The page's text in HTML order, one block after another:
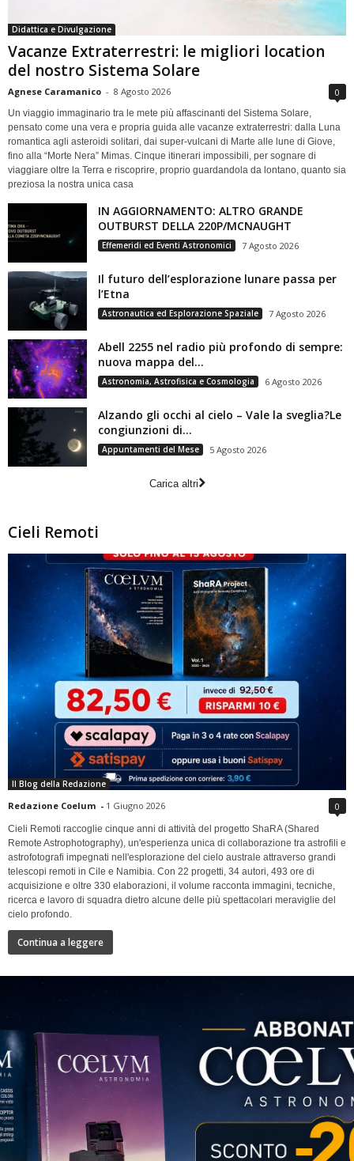
Didattica e Divulgazione
Vacanze Extraterrestri: le migliori location
del nostro Sistema Solare
Agnese Caramanico - 8 Agosto 2026 0
Un viaggio immaginario tra le mete più affascinanti del Sistema Solare,
pensato come una vera e propria guida alle vacanze extraterrestri: dalla Luna
romantica agli asteroidi solitari, dai super-vulcani di Marte alle lune di Giove,
fino alla “Morte Nera” Mimas. Cinque itinerari impossibili, per sognare di
viaggiare oltre la Terra e riscoprire, proprio guardandola da lontano, quanto sia
preziosa la nostra unica casa
IN AGGIORNAMENTO: ALTRO GRANDE
OUTBURST DELLA 220P/MCNAUGHT
Effemeridi ed Eventi Astronomici 7 Agosto 2026
Il futuro dell’esplorazione lunare passa per
l’Etna
Astronautica ed Esplorazione Spaziale 7 Agosto 2026
Abell 2255 nel radio più profondo di sempre:
nuova mappa del...
Astronomia, Astrofisica e Cosmologia 6 Agosto 2026
Alzando gli occhi al cielo – Vale la sveglia?Le
congiunzioni di...
Appuntamenti del Mese 5 Agosto 2026
Carica altri
Cieli Remoti
Il Blog della Redazione
Redazione Coelum - 1 Giugno 2026 0
Cieli Remoti raccoglie cinque anni di attività del progetto ShaRA (Shared
Remote Astrophotography), un'esperienza unica di collaborazione tra astrofili e
astrofotografi impegnati nell'esplorazione del cielo australe attraverso grandi
telescopi remoti in Cile e Namibia. Con 22 progetti, 34 autori, 493 ore di
acquisizione e oltre 330 elaborazioni, il volume racconta immagini, tecniche,
ricerca e lavoro di squadra dietro alcune delle più spettacolari meraviglie del
cielo profondo.
Continua a leggere